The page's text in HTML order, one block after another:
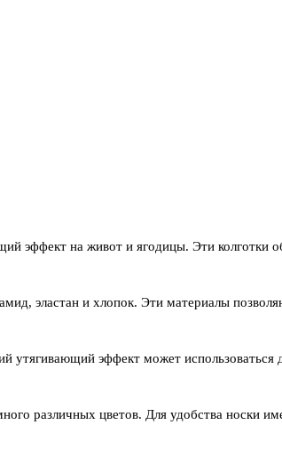
эффект на живот и ягодицы. Эти
эластан и хлопок. Эти материалы
эффект может использоваться
различных цветов. Для удобства носки